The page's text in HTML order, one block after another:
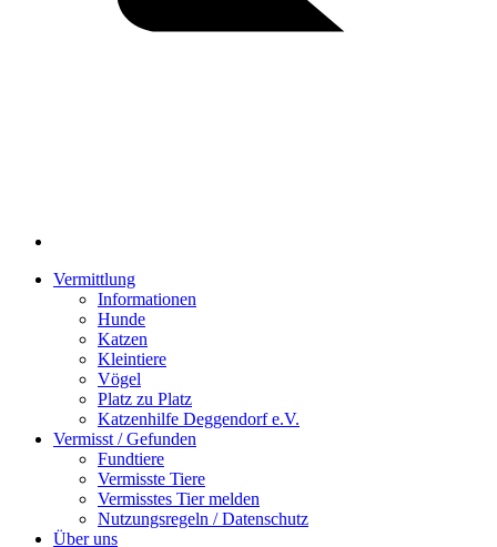
Vermittlung
Informationen
Hunde
Katzen
Kleintiere
Vögel
Platz zu Platz
Katzenhilfe Deggendorf e.V.
Vermisst / Gefunden
Fundtiere
Vermisste Tiere
Vermisstes Tier melden
Nutzungsregeln / Datenschutz
Über uns